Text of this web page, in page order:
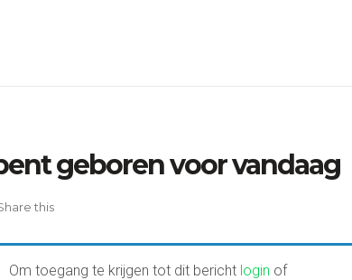
geboren voor vandaag
this
Om toegang te krijgen tot dit bericht login of